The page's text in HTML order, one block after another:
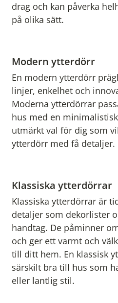
drag och kan påverka
på olika sätt.
Modern ytterdörr
En modern ytterdörr
linjer, enkelhet och
Moderna ytterdörrar
hus med en
utmärkt val för dig som
ytterdörr med få detaljer.
Klassiska ytterdörrar
Klassiska ytterdörrar är
detaljer som dekorlister
handtag. De påminner
och ger ett varmt och
till ditt hem. En klassisk
särskilt bra till hus som
eller lantlig stil.